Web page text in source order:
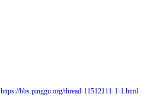
https://bbs.pinggu.org/thread-11512111-1-1.html